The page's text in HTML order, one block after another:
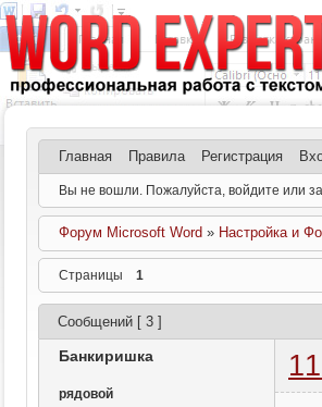
Главная Правила Регистрация
Вы не вошли. Пожалуйста, войдите или
Форум Microsoft Word » Настройка и
Страницы 1
Сообщений [ 3 ]
Банкиришка
рядовой